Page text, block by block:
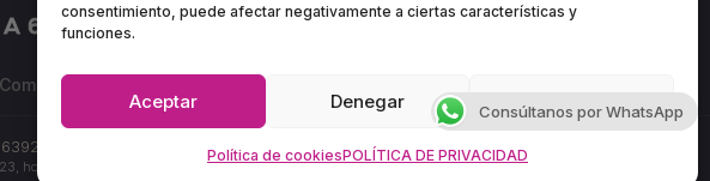
consentimiento, puede afectar negativamente a ciertas características y
funciones.
Aceptar Denegar Ver preferencias
Política de cookiesPOLÍTICA DE PRIVACIDAD
Política de Cookies
hoja B 312863, inscripción 1ª
Consúltanos por WhatsApp